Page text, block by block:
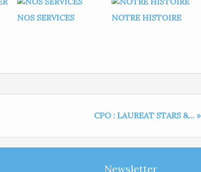
NOS SERVICES NOTRE HISTOIRE
CPO : LAUREAT STARS &... »
Newsletter